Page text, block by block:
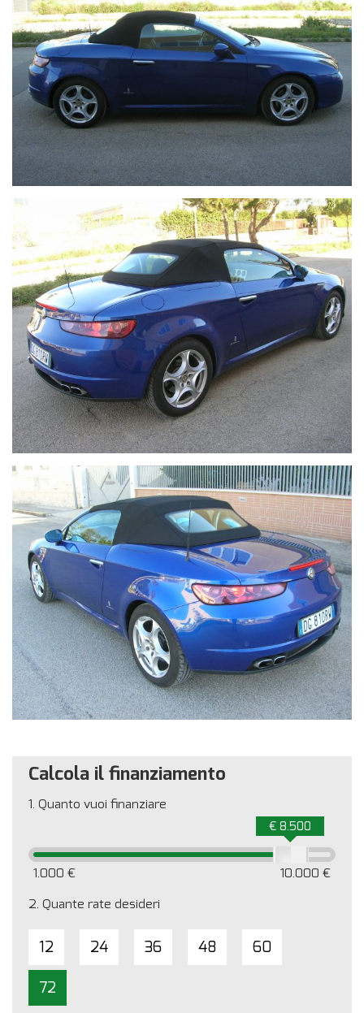
Calcola il finanziamento
1. Quanto vuoi finanziare
1.000 € 10.000 €
€ 8.500
2. Quante rate desideri
12 24 36 48 60
72